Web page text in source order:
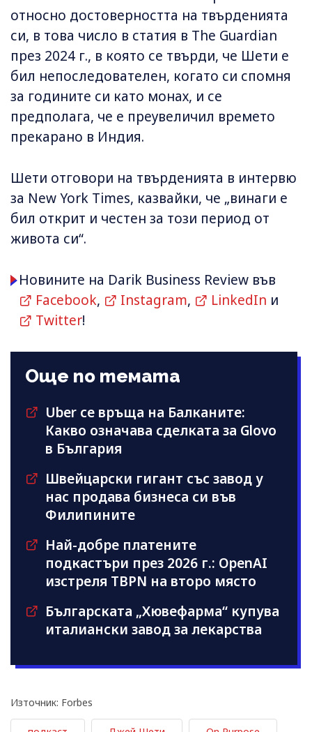
относно достоверността на твърденията
си, в това число в статия в The Guardian
през 2024 г., в която се твърди, че Шети е
бил непоследователен, когато си спомня
за годините си като монах, и се
предполага, че е преувеличил времето
прекарано в Индия.
Шети отговори на твърденията в интервю
за New York Times, казвайки, че „винаги е
бил открит и честен за този период от
живота си“.
Новините на Darik Business Review във
Facebook, Instagram, LinkedIn и
Twitter!
Още по темата
Uber се връща на Балканите:
Какво означава сделката за Glovo
в България
Швейцарски гигант със завод у
нас продава бизнеса си във
Филипините
Най-добре платените
подкастъри през 2026 г.: OpenAI
изстреля TBPN на второ място
Българската „Хювефарма“ купува
италиански завод за лекарства
Източник: Forbes